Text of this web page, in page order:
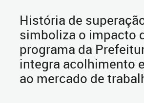
História de
simboliza o impacto
programa da
integra acolhimento
ao mercado de